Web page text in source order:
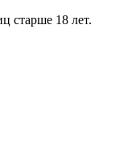
старше 18 лет.